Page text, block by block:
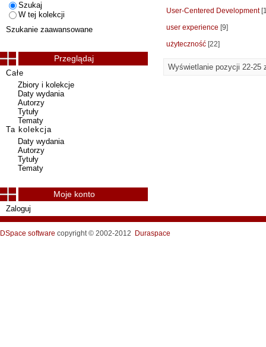
User-Centered Development
user experience [9]
użyteczność [22]
Wyświetlanie pozycji 22-25
Szukaj
W tej kolekcji
Szukanie zaawansowane
Przeglądaj
Całe
Zbiory i kolekcje
Daty wydania
Autorzy
Tytuły
Tematy
Ta kolekcja
Daty wydania
Autorzy
Tytuły
Tematy
Moje konto
Zaloguj
DSpace software copyright © 2002-2012 Duraspace